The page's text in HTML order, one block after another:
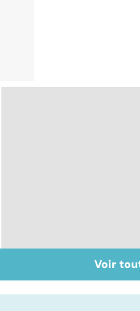
Inflammation des
amygdales : que
Voir